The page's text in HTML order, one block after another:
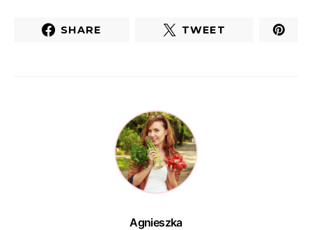
SHARE TWEET
Agnieszka